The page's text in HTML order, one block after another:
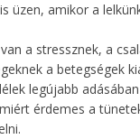
üzen, amikor a
a stressznek, a
a betegségek
legújabb
érdemes a